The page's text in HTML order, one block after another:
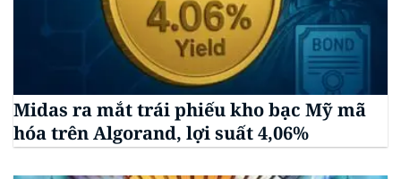
Midas ra mắt trái phiếu kho bạc Mỹ mã
hóa trên Algorand, lợi suất 4,06%